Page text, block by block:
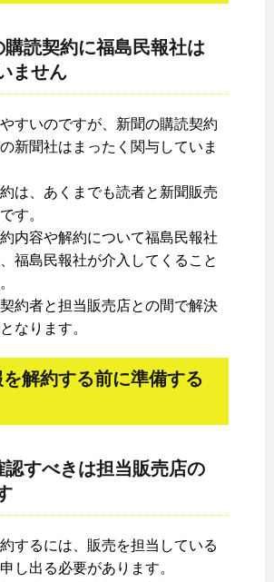
購読契約に福島民報社は
ません
すいのですが、新聞の購読契約
新聞社はまったく関与していま
は、あくまでも読者と新聞販売
す。
内容や解約について福島民報社
福島民報社が介入してくること
約者と担当販売店との間で解決
なります。
解約する前に準備する
認すべきは担当販売店の
するには、販売を担当している
し出る必要があります。